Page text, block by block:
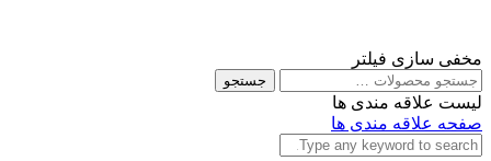
مخفی سازی فیلتر
جستجو
برای
جستجو
لیست علاقه مندی ها
صفحه علاقه مندی ها